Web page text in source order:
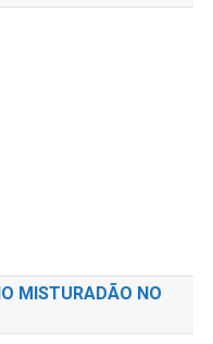
MISTURADÃO NO